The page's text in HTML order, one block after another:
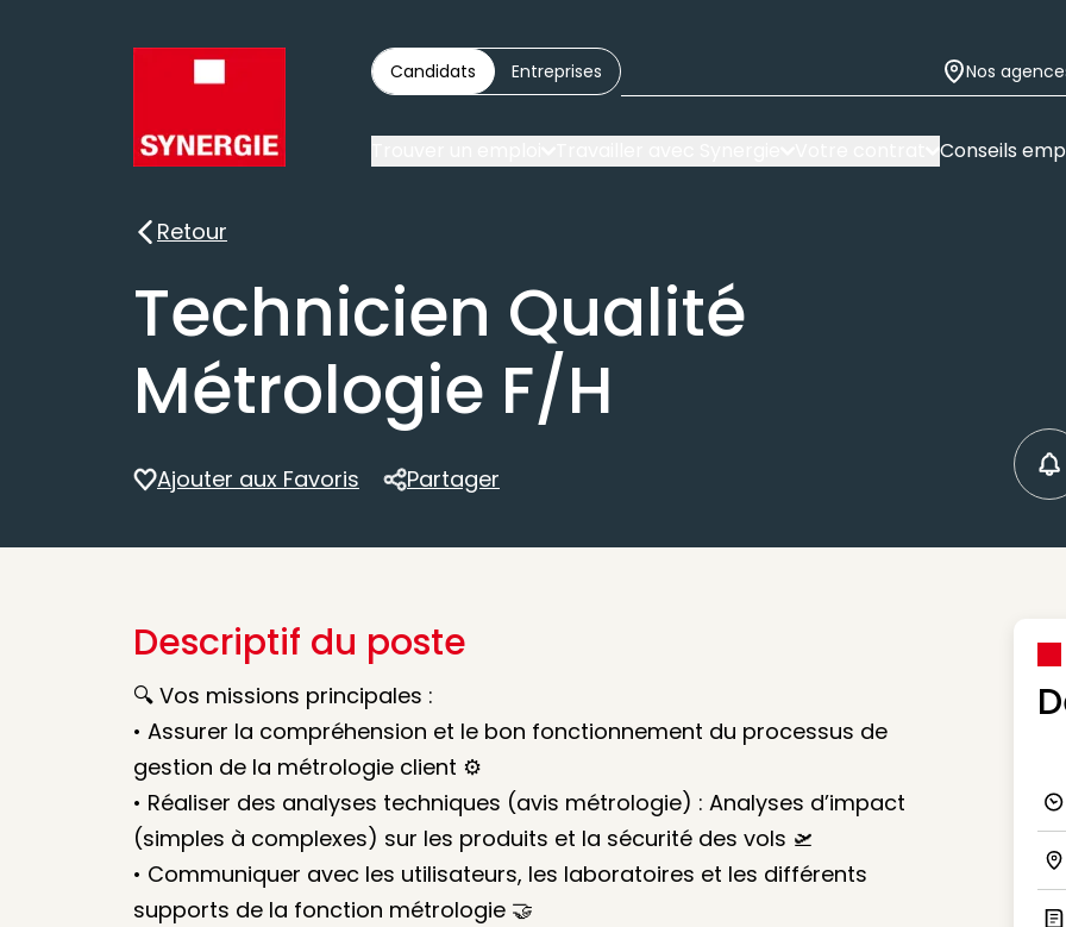
Candidats Entreprises Nos
Conseils
Retour
Retour
Technicien Qualité
Métrologie F/H
Ajouter aux Favoris
Partager
Partager
Descriptif du poste
🔍 Vos missions principales :
• Assurer la compréhension et le bon fonctionnement du processus de
gestion de la métrologie client ⚙️
• Réaliser des analyses techniques (avis métrologie) : Analyses d’impact
(simples à complexes) sur les produits et la sécurité des vols 🛫
• Communiquer avec les utilisateurs, les laboratoires et les différents
supports de la fonction métrologie 🤝